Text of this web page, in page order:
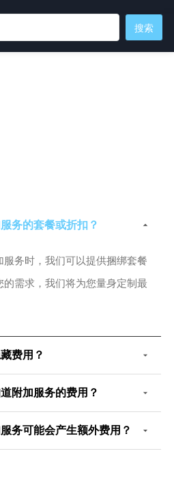
务的套餐或折扣？
务时，我们可以提供捆绑套餐
需求，我们将为您量身定制最
费用？
附加服务的费用？
务可能会产生额外费用？